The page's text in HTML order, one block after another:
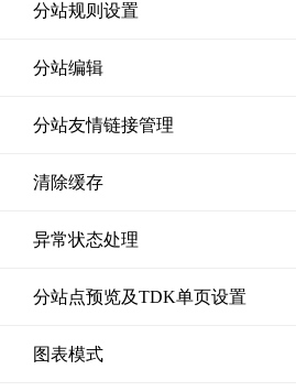
分站规则设置
分站编辑
分站友情链接管理
清除缓存
异常状态处理
分站点预览及TDK单页设置
图表模式